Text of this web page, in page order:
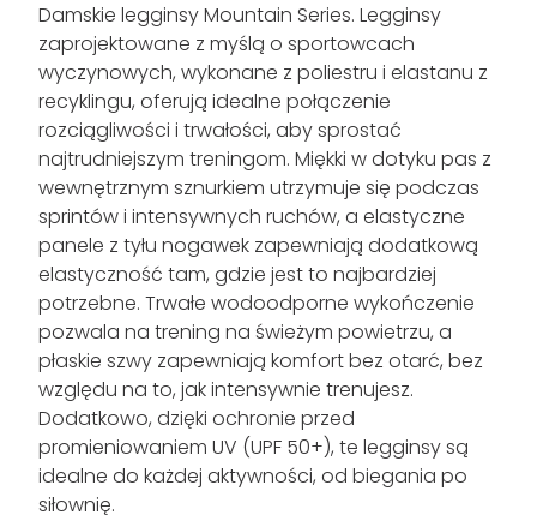
Damskie legginsy Mountain Series. Legginsy
zaprojektowane z myślą o sportowcach
wyczynowych, wykonane z poliestru i elastanu z
recyklingu, oferują idealne połączenie
rozciągliwości i trwałości, aby sprostać
najtrudniejszym treningom. Miękki w dotyku pas z
wewnętrznym sznurkiem utrzymuje się podczas
sprintów i intensywnych ruchów, a elastyczne
panele z tyłu nogawek zapewniają dodatkową
elastyczność tam, gdzie jest to najbardziej
potrzebne. Trwałe wodoodporne wykończenie
pozwala na trening na świeżym powietrzu, a
płaskie szwy zapewniają komfort bez otarć, bez
względu na to, jak intensywnie trenujesz.
Dodatkowo, dzięki ochronie przed
promieniowaniem UV (UPF 50+), te legginsy są
idealne do każdej aktywności, od biegania po
siłownię.